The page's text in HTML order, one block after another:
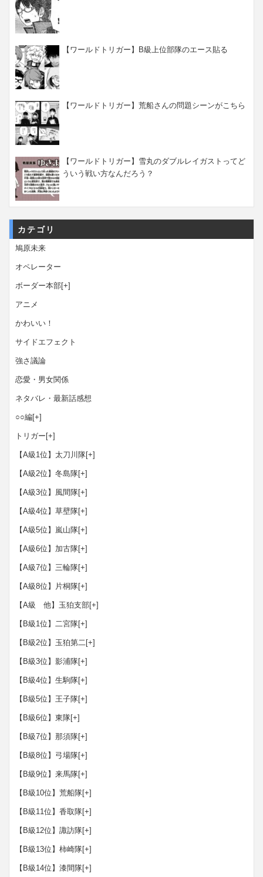
【ワールドトリガー】B級上位部隊のエース貼る
【ワールドトリガー】荒船さんの問題シーンがこちら
【ワールドトリガー】雪丸のダブルレイガストってど
ういう戦い方なんだろう？
カテゴリ
鳩原未来
オペレーター
ボーダー本部[+]
アニメ
かわいい！
サイドエフェクト
強さ議論
恋愛・男女関係
ネタバレ・最新話感想
○○編[+]
トリガー [+]
【A級1位】太刀川隊[+]
【A級2位】冬島隊[+]
【A級3位】風間隊[+]
【A級4位】草壁隊[+]
【A級5位】嵐山隊[+]
【A級6位】加古隊[+]
【A級7位】三輪隊[+]
【A級8位】片桐隊[+]
【A級 他】玉狛支部[+]
【B級1位】二宮隊[+]
【B級2位】玉狛第二[+]
【B級3位】影浦隊[+]
【B級4位】生駒隊[+]
【B級5位】王子隊[+]
【B級6位】東隊[+]
【B級7位】那須隊[+]
【B級8位】弓場隊[+]
【B級9位】来馬隊[+]
【B級10位】荒船隊[+]
【B級11位】香取隊[+]
【B級12位】諏訪隊[+]
【B級13位】柿崎隊[+]
【B級14位】漆間隊[+]